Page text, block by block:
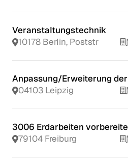
Veranstaltungstechnik
10178 Berlin, Poststr
Anpassung/Erweiterung
04103 Leipzig
3006 Erdarbeiten
79104 Freiburg